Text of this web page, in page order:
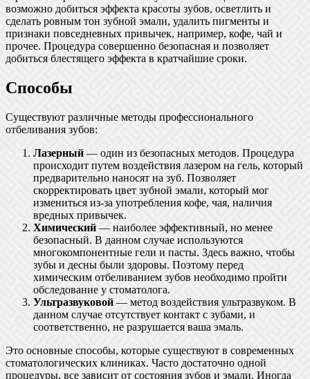
возможно добиться эффекта красоты зубов, осветлить и
сделать ровным тон зубной эмали, удалить пигменты и
признаки повседневных привычек, например, кофе, чай и
прочее. Процедура совершенно безопасная и позволяет
добиться блестящего эффекта в кратчайшие сроки.
Способы
Существуют различные методы профессионального
отбеливания зубов:
Лазерный— один из безопасных методов. Процедура
происходит путем воздействия лазером на гель, который
предварительно наносят на зуб. Позволяет
скорректировать цвет зубной эмали, который мог
измениться из-за употребления кофе, чая, наличия
вредных привычек.
Химический— наиболее эффективный, но менее
безопасный. В данном случае используются
многокомпонентные гели и пасты. Здесь важно, чтобы
зубы и десны были здоровы. Поэтому перед
химическим отбеливанием зубов необходимо пройти
обследование у стоматолога.
Ультразвуковой— метод воздействия ультразвуком. В
данном случае отсутствует контакт с зубами, и
соответственно, не разрушается ваша эмаль.
Это основные способы, которые существуют в современных
стоматологических клиниках. Часто достаточно одной
процедуры, все зависит от состояния зубов и эмали. Иногда